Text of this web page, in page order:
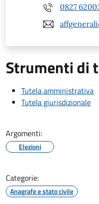
0827
Strumenti di
Tutela amministrativa
Tutela giurisdizionale
Argomenti:
Elezioni
Categorie:
Anagrafe e stato civile